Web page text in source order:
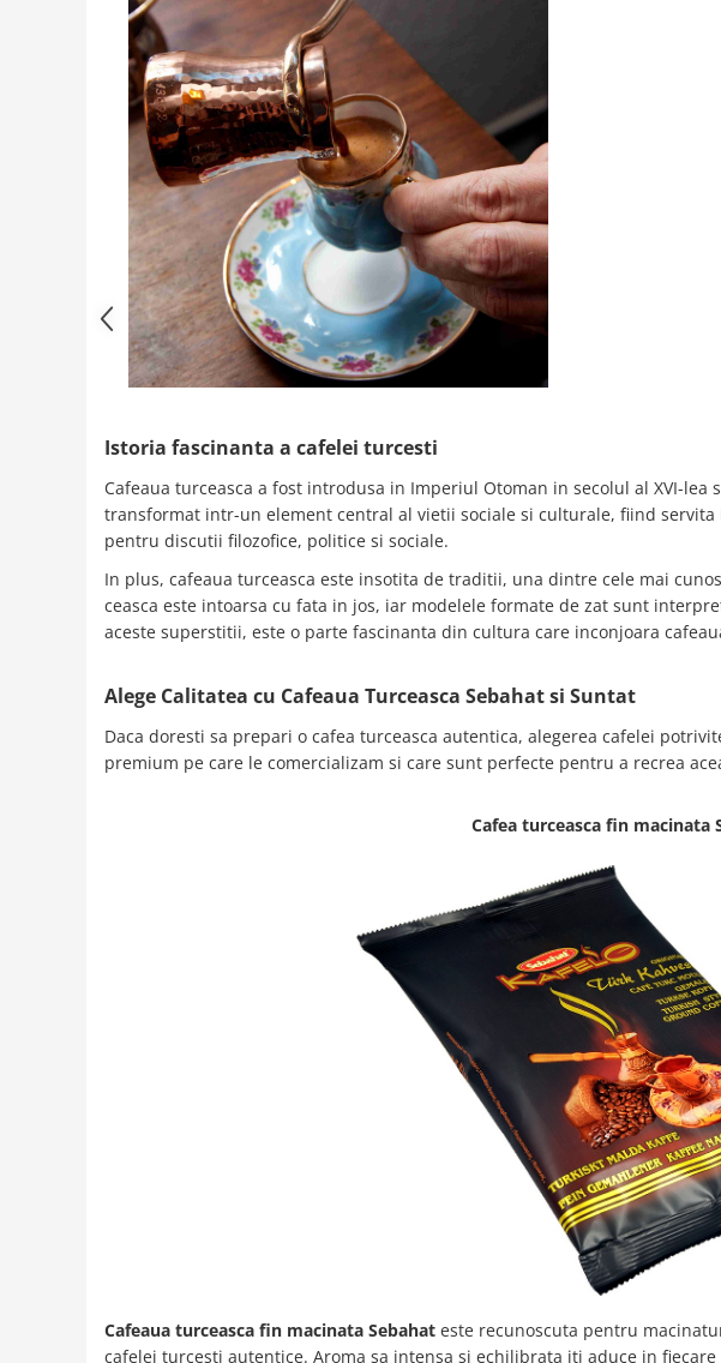
Istoria fascinanta a cafelei turcesti
Cafeaua turceasca a fost introdusa in Imperiul Otoman in secolul al XVI-
transformat intr-un element central al vietii sociale si culturale, fiind
pentru discutii filozofice, politice si sociale.
In plus, cafeaua turceasca este insotita de traditii, una dintre cele mai
ceasca este intoarsa cu fata in jos, iar modelele formate de zat sunt
aceste superstitii, este o parte fascinanta din cultura care inconjoara
Alege Calitatea cu Cafeaua Turceasca Sebahat si Suntat
Daca doresti sa prepari o cafea turceasca autentica, alegerea cafelei
premium pe care le comercializam si care sunt perfecte pentru a recrea
Cafea turceasca fin macinata
Cafeaua turceasca fin macinata Sebahat este recunoscuta pentru
cafelei turcesti autentice. Aroma sa intensa si echilibrata iti aduce in